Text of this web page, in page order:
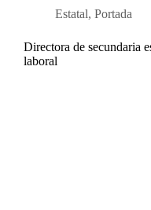
Estatal, Portada
Directora de secundaria
laboral